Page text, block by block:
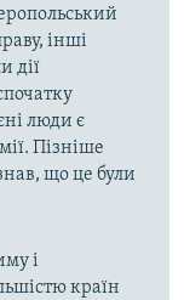
інші
дії
люди є
Пізніше
що це були
і
країн